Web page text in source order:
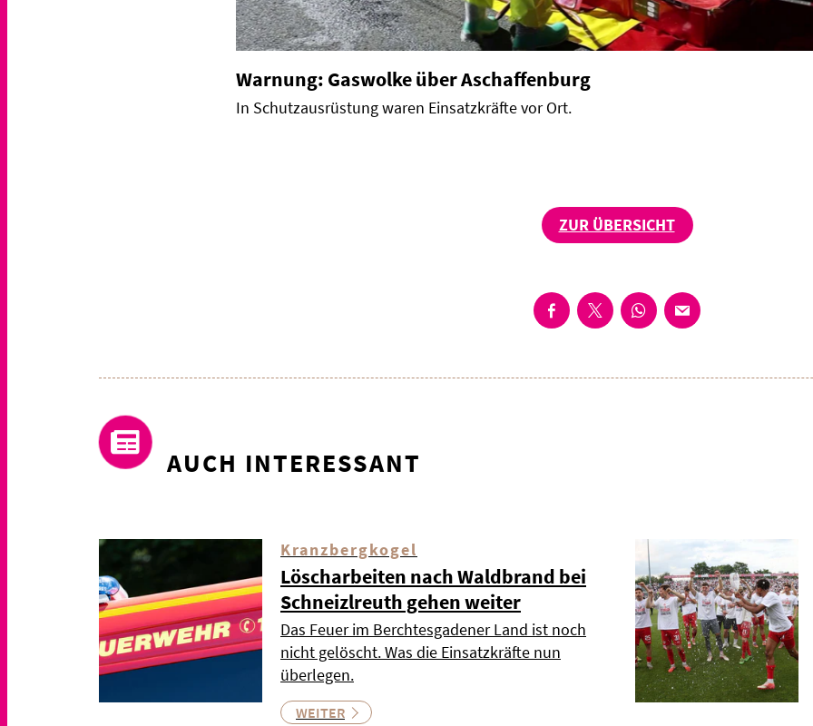
Warnung: Gaswolke über Aschaffenburg
In Schutzausrüstung waren Einsatzkräfte vor Ort.
ZUR ÜBERSICHT
AUCH INTERESSANT
Kranzbergkogel
Löscharbeiten nach Waldbrand bei
Schneizlreuth gehen weiter
Das Feuer im Berchtesgadener Land ist noch
nicht gelöscht. Was die Einsatzkräfte nun
überlegen.
WEITER